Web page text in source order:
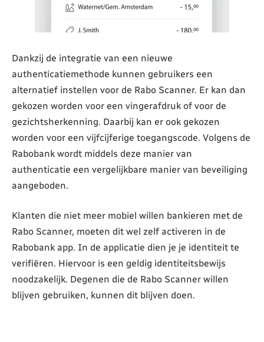
Dankzij de integratie van een nieuwe
authenticatiemethode kunnen gebruikers een
alternatief instellen voor de Rabo Scanner. Er kan dan
gekozen worden voor een vingerafdruk of voor de
gezichtsherkenning. Daarbij kan er ook gekozen
worden voor een vijfcijferige toegangscode. Volgens de
Rabobank wordt middels deze manier van
authenticatie een vergelijkbare manier van beveiliging
aangeboden.
Klanten die niet meer mobiel willen bankieren met de
Rabo Scanner, moeten dit wel zelf activeren in de
Rabobank app. In de applicatie dien je je identiteit te
verifiëren. Hiervoor is een geldig identiteitsbewijs
noodzakelijk. Degenen die de Rabo Scanner willen
blijven gebruiken, kunnen dit blijven doen.